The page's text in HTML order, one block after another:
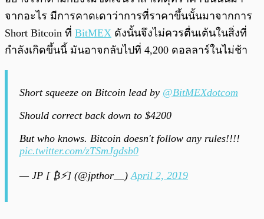
จากอะไร มีการคาดเดาว่าการที่ราคาขึ้นนั้นมาจากการ
Short Bitcoin ที่ BitMEX ดังนั้นจึงไม่ควรตื่นเต้นในสิ่งที่
กำลังเกิดขึ้นนี้ มันอาจกลับไปที่ 4,200 ดอลลาร์ในไม่ช้า
Short squeeze on Bitcoin lead by @BitMEXdotcom
Should correct back down to $4200
But who knows. Bitcoin doesn't follow any rules!!!!
pic.twitter.com/zTSmJgdsb0
— JP [ ₿⚡️] (@jpthor__) April 2, 2019